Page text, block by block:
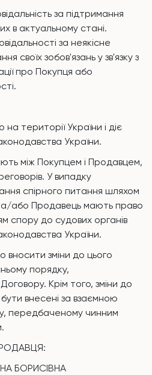
за підтримання
в актуальному стані.
за неякісне
своїх зобов'язань у зв'язку з
про Покупця або
території України і діє
України.
між Покупцем і Продавцем,
У випадку
спірного питання шляхом
або Продавець мають право
спору до судових органів
України.
вносити зміни до цього
порядку,
Крім того, зміни до
внесені за взаємною
передбаченому чинним
БОРИСІВНА